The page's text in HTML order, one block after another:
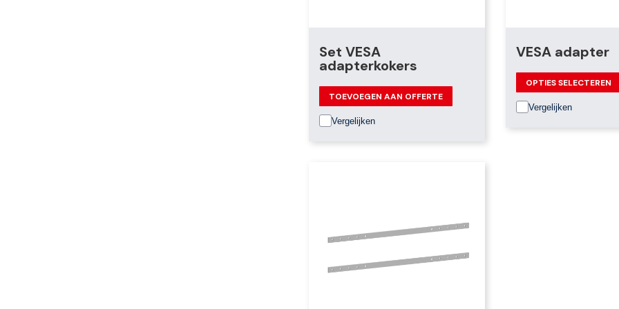
Set VESA
adapterkokers
TOEVOEGEN AAN OFFERTE
Vergelijken
VESA adapter
OPTIES SELECTEREN
Vergelijken